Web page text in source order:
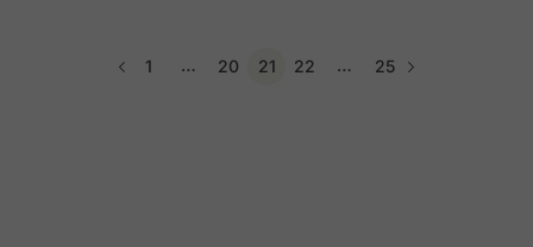
Page précédente
1 … 20 21 22 … 25 Page